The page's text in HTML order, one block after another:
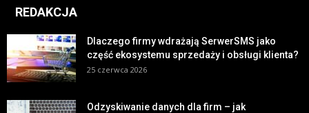
REDAKCJA
Dlaczego firmy wdrażają SerwerSMS jako
część ekosystemu sprzedaży i obsługi klienta?
25 czerwca 2026
Odzyskiwanie danych dla firm – jak